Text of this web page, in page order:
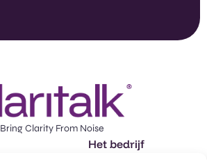
Bring Clarity From Noise
Het bedrijf